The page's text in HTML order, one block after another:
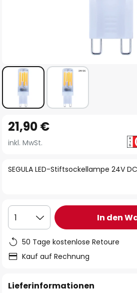
Anfang
der
springen
SEGULA LED-Stiftsockellampe 24V
21,90 €
inkl. MwSt.
1 In den
50 Tage kostenlose Retoure
Kauf auf Rechnung
Lieferinformationen